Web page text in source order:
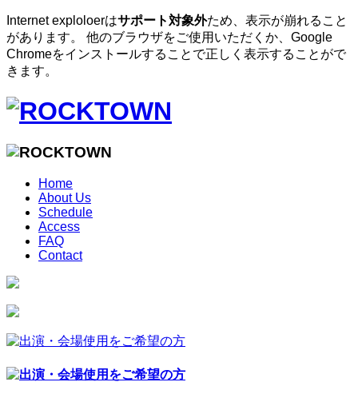
Internet exploloerはサポート対象外ため、表示が崩れること
があります。 他のブラウザをご使用いただくか、Google
Chromeをインストールすることで正しく表示することがで
きます。
Home
About Us
Schedule
Access
FAQ
Contact